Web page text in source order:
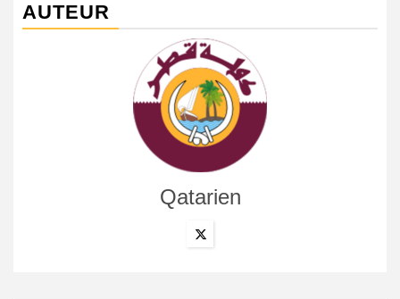
AUTEUR
Qatarien